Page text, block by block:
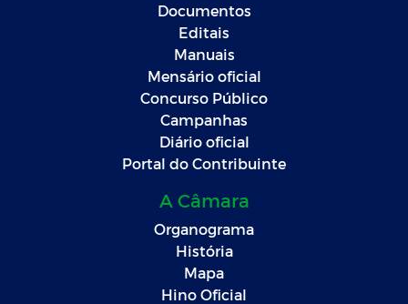
Documentos
Editais
Manuais
Mensário oficial
Concurso Público
Campanhas
Diário oficial
Portal do Contribuinte
A Câmara
Organograma
História
Mapa
Hino Oficial